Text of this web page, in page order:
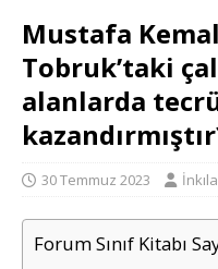
Mustafa
Tobruk’taki
alanlarda
30 Temmuz 2023
Forum Sınıf Kitabı